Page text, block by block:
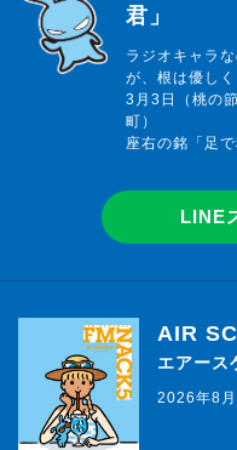
君」
ラジオキャラ
が、根は優し
3月3日（桃の
町）
座右の銘「足で
LINE
AIR
エアース
2026年8月